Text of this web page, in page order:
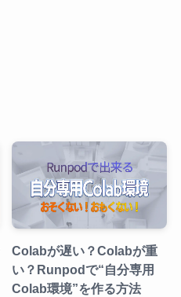
Colabが遅い？Colabが重
い？Runpodで“自分専用
Colab環境”を作る方法